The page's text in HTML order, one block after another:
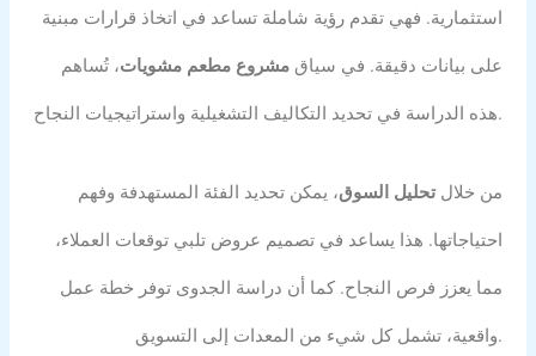
استثمارية. فهي تقدم رؤية شاملة تساعد في اتخاذ قرارات مبنية
على بيانات دقيقة. في سياق مشروع مطعم مشويات، تُساهم
هذه الدراسة في تحديد التكاليف التشغيلية واستراتيجيات النجاح.
من خلالتحليل السوق، يمكن تحديد الفئة المستهدفة وفهم
احتياجاتها. هذا يساعد في تصميم عروض تلبي توقعات العملاء،
مما يعزز فرص النجاح. كما أن دراسة الجدوى توفر خطة عمل
واقعية، تشمل كل شيء من المعدات إلى التسويق.